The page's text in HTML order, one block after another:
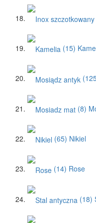
(15)
(8)
(65) Nikiel
(14) Rose
(18)